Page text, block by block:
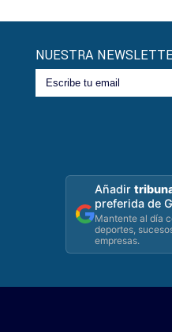
NUESTRA
Añadir
preferida de
Mantente al día
deportes,
empresas.